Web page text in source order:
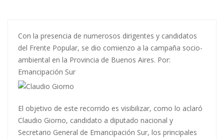
Con la presencia de numerosos dirigentes y candidatos
del Frente Popular, se dio comienzo a la campaña socio-
ambiental en la Provincia de Buenos Aires. Por:
Emancipación Sur
El objetivo de este recorrido es visibilizar, como lo aclaró
Claudio Giorno, candidato a diputado nacional y
Secretario General de Emancipación Sur, los principales